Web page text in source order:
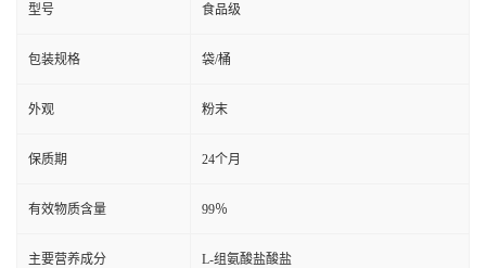
型号 食品级
包装规格 袋/桶
外观 粉末
保质期 24个月
有效物质含量 99％
主要营养成分 L-组氨酸盐酸盐